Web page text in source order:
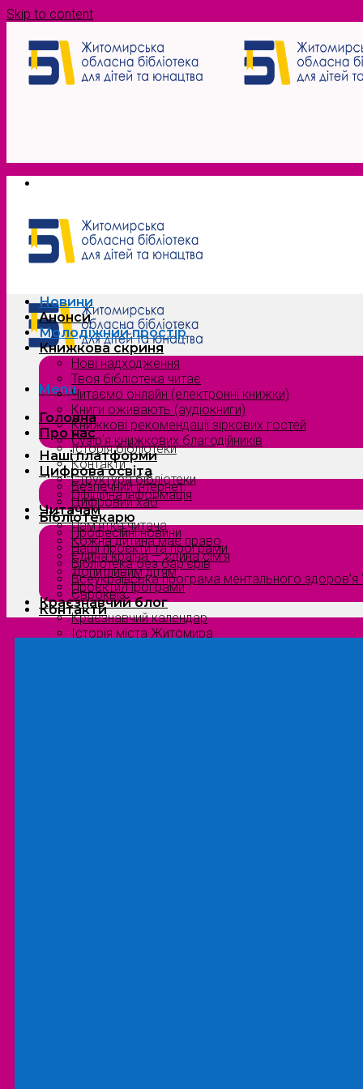
Skip to content
Menu
Головна
Про нас
Історія бібліотеки
Контакти
Структура бібліотеки
Офіційна інформація
Читачам
Пам’ятка читача
Кожна дитина має право
Єдина країна — єдина сім’я
Допитливим дітям
Проєкти/Програми
Краєзнавчий блог
Краєзнавчий календар
Історія міста Житомира
Новини
Анонси
Молодіжний простір
Книжкова скриня
Нові надходження
Твоя бібліотека читає
Читаємо онлайн (електронні книжки)
Книги оживають (аудіокниги)
Книжкові рекомендації зіркових гостей
Сузірʼя книжкових благодійників
Наші платформи
Цифрова освіта
Безпечний інтернет
Цифровий хаб
Бібліотекарю
Професійні новини
Наші проєкти та програми
Бібліотека без бар’єрів
Всеукраїнська програма ментального здоров’я
Євроквіз
Контакти